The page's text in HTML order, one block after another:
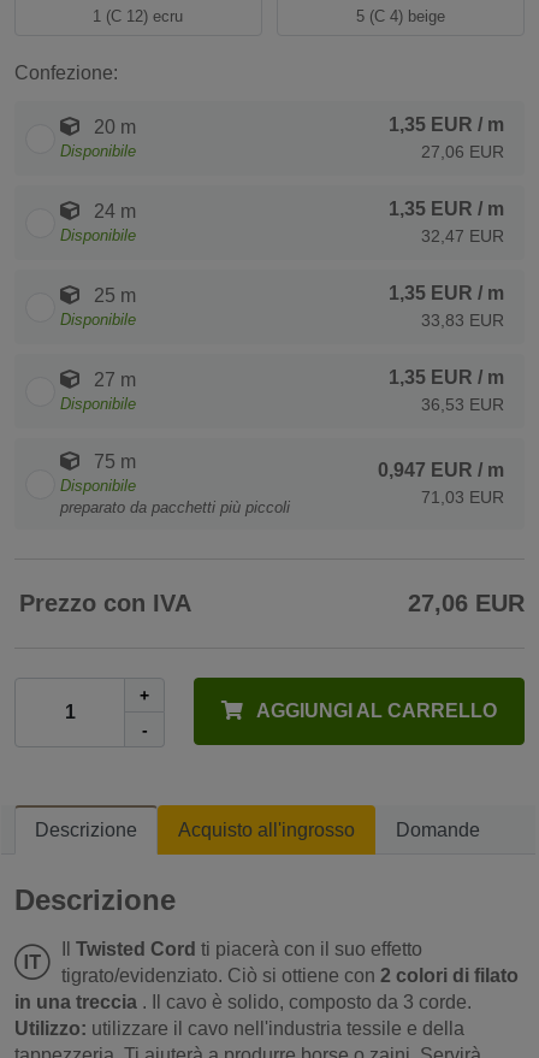
1 (C 12) ecru 5 (C 4) beige
Confezione:
20 m
Disponibile
1,35 EUR / m
27,06 EUR
24 m
Disponibile
1,35 EUR / m
32,47 EUR
25 m
Disponibile
1,35 EUR / m
33,83 EUR
27 m
Disponibile
1,35 EUR / m
36,53 EUR
75 m
Disponibile
preparato da pacchetti più piccoli
0,947 EUR / m
71,03 EUR
Prezzo con IVA 27,06 EUR
+
-
AGGIUNGI AL CARRELLO
Descrizione Acquisto all'ingrosso Domande
Descrizione
Twisted Cord ti piacerà con il suo effetto
tigrato/evidenziato. Ciò si ottiene con 2 colori di filato
in una treccia . Il cavo è solido, composto da 3 corde.
Utilizzo: utilizzare il cavo nell'industria tessile e della